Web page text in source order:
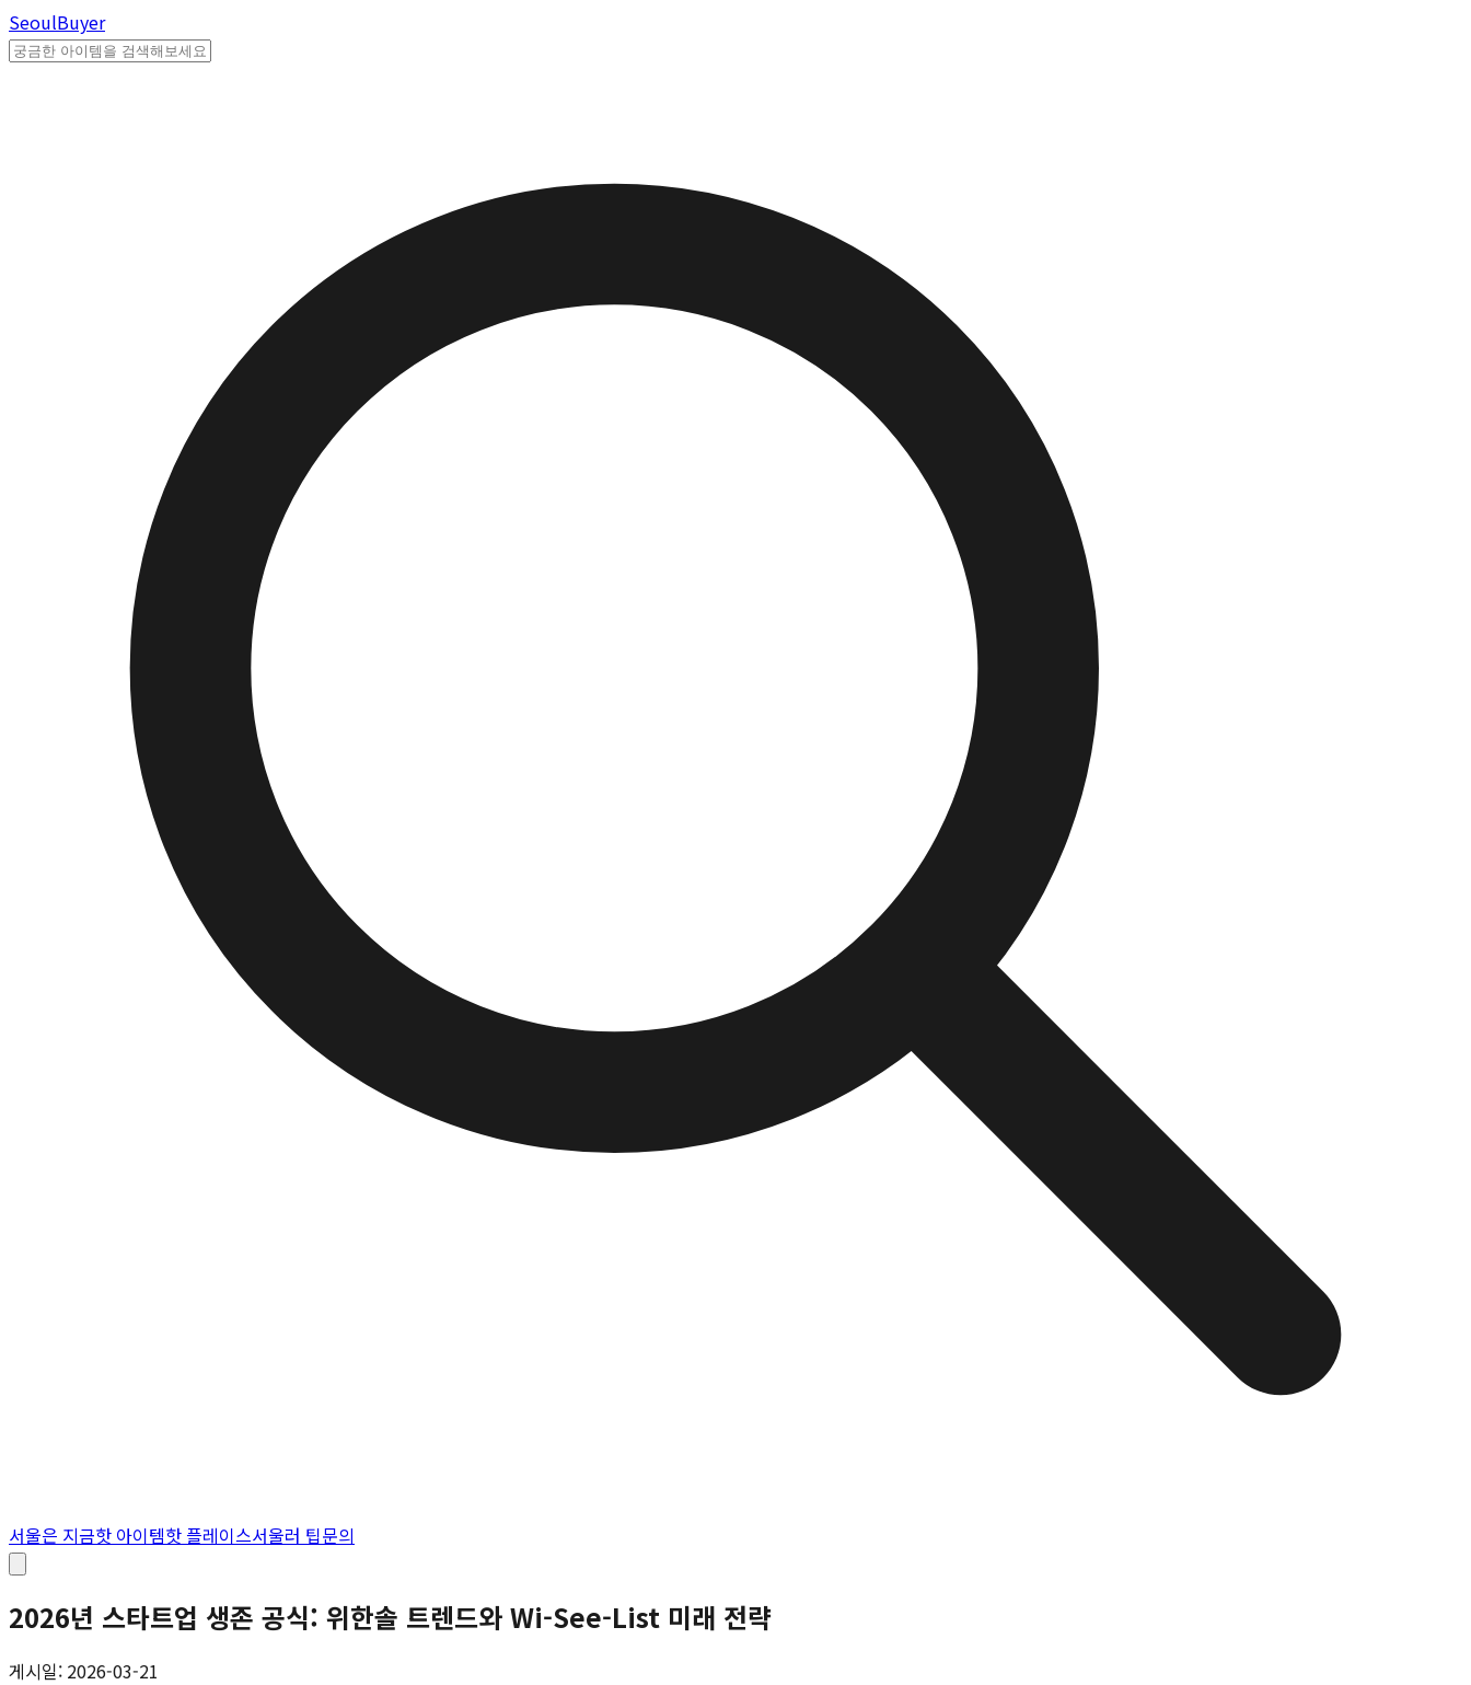
SeoulBuyer
서울은 지금핫 아이템핫 플레이스서울러 팁문의
2026년 스타트업 생존 공식: 위한솔 트렌드와 Wi-See-List 미래 전략
게시일: 2026-03-21